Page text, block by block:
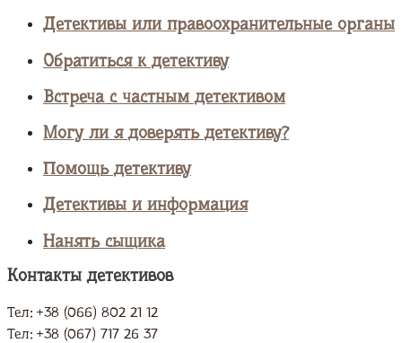
Детективы или правоохранительные органы
Обратиться к детективу
Встреча с частным детективом
Могу ли я доверять детективу?
Помощь детективу
Детективы и информация
Нанять сыщика
Контакты детективов
Тел: +38 (066) 802 21 12
Тел: +38 (067) 717 26 37